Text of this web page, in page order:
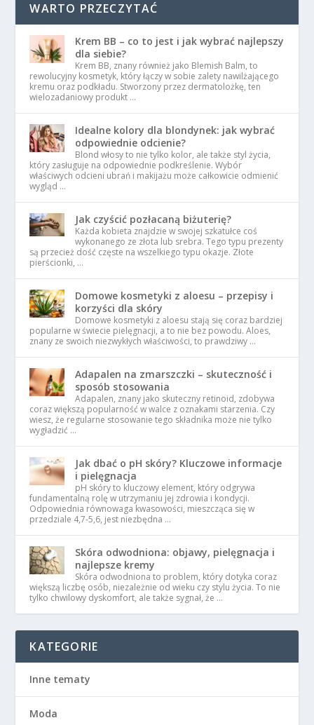
WARTO PRZECZYTAĆ
Krem BB – co to jest i jak wybrać najlepszy
dla siebie?
Krem BB, znany również jako Blemish Balm, to
rewolucyjny kosmetyk, który łączy w sobie zalety nawilżającego
kremu oraz podkładu. Stworzony przez dermatolożkę, ten
wielozadaniowy produkt …
Idealne kolory dla blondynek: jak wybrać
odpowiednie odcienie?
Blond włosy to nie tylko kolor, ale także styl życia,
który zasługuje na odpowiednie podkreślenie. Wybór
właściwych odcieni ubrań i makijażu może całkowicie odmienić
wygląd …
Jak czyścić pozłacaną biżuterię?
Każda kobieta znajdzie w swojej szkatułce coś
wykonanego ze złota lub srebra. Tego typu prezenty
są przecież dość częste na wszelkiego typu okazje. Złote
pierścionki, …
Domowe kosmetyki z aloesu – przepisy i
korzyści dla skóry
Domowe kosmetyki z aloesu stają się coraz bardziej
popularne w świecie pielęgnacji, a to nie bez powodu. Aloes,
znany ze swoich niezwykłych właściwości, to prawdziwy …
Adapalen na zmarszczki – skuteczność i
sposób stosowania
Adapalen, znany jako skuteczny retinoid, zdobywa
coraz większą popularność w walce z oznakami starzenia. Czy
wiesz, że regularne stosowanie tego składnika może nie tylko
wygładzić …
Jak dbać o pH skóry? Kluczowe informacje
i pielęgnacja
pH skóry to kluczowy element, który odgrywa
fundamentalną rolę w utrzymaniu jej zdrowia i kondycji.
Odpowiednia równowaga kwasowości, mieszcząca się w
przedziale 4,7-5,6, jest niezbędna …
Skóra odwodniona: objawy, pielęgnacja i
najlepsze kremy
Skóra odwodniona to problem, który dotyka coraz
większą liczbę osób, niezależnie od wieku czy stylu życia. To nie
tylko chwilowy dyskomfort, ale także sygnał, że …
KATEGORIE
Inne tematy
Moda